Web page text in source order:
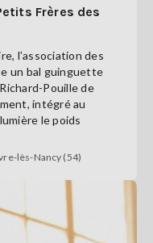
Frères des
l’association des
un bal guinguette
Pouille de
intégré au
le poids
lès-Nancy (54)